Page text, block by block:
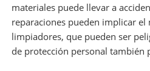
materiales puede llevar a
reparaciones pueden implicar
limpiadores, que pueden ser
de protección personal también